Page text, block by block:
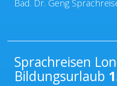
Bad. Dr. Geng
Sprachreisen
Bildungsurlaub